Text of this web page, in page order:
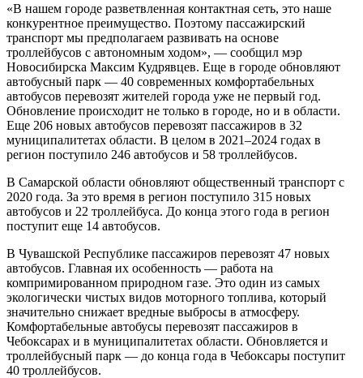
«В нашем городе разветвленная контактная сеть, это наше
конкурентное преимущество. Поэтому пассажирский
транспорт мы предполагаем развивать на основе
троллейбусов с автономным ходом», — сообщил мэр
Новосибирска Максим Кудрявцев. Еще в городе обновляют
автобусный парк — 40 современных комфортабельных
автобусов перевозят жителей города уже не первый год.
Обновление происходит не только в городе, но и в области.
Еще 206 новых автобусов перевозят пассажиров в 32
муниципалитетах области. В целом в 2021–2024 годах в
регион поступило 246 автобусов и 58 троллейбусов.
В Самарской области обновляют общественный транспорт с
2020 года. За это время в регион поступило 315 новых
автобусов и 22 троллейбуса. До конца этого года в регион
поступит еще 14 автобусов.
В Чувашской Республике пассажиров перевозят 47 новых
автобусов. Главная их особенность — работа на
компримированном природном газе. Это один из самых
экологически чистых видов моторного топлива, который
значительно снижает вредные выбросы в атмосферу.
Комфортабельные автобусы перевозят пассажиров в
Чебоксарах и в муниципалитетах области. Обновляется и
троллейбусный парк — до конца года в Чебоксары поступит
40 троллейбусов.